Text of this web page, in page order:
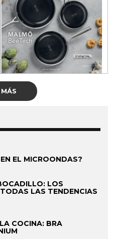
EL MICROONDAS?
LOS
LAS TENDENCIAS
COCINA: BRA